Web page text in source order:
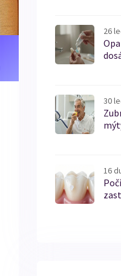
26
30
16